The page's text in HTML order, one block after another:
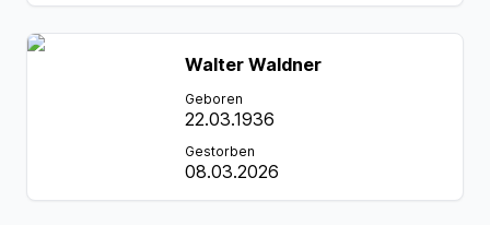
Walter Waldner
Geboren
22.03.1936
Gestorben
08.03.2026